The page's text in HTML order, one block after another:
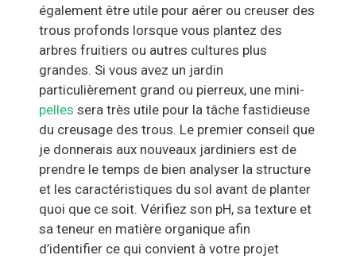
également être utile pour aérer ou creuser des
trous profonds lorsque vous plantez des
arbres fruitiers ou autres cultures plus
grandes. Si vous avez un jardin
particulièrement grand ou pierreux, une mini-
pelles sera très utile pour la tâche fastidieuse
du creusage des trous. Le premier conseil que
je donnerais aux nouveaux jardiniers est de
prendre le temps de bien analyser la structure
et les caractéristiques du sol avant de planter
quoi que ce soit. Vérifiez son pH, sa texture et
sa teneur en matière organique afin
d’identifier ce qui convient à votre projet